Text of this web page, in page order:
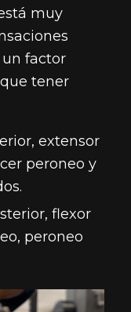
muy
factor
tener
extensor
peroneo y
flexor
peroneo